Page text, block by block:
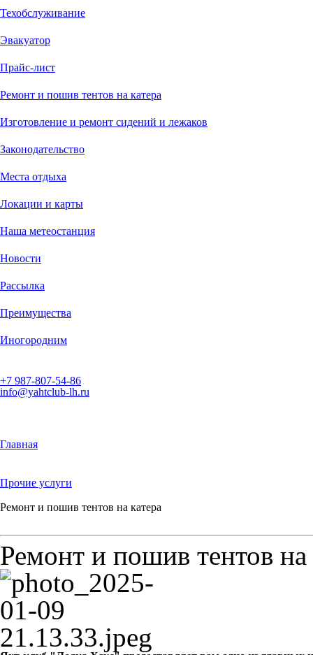
Техобслуживание
Эвакуатор
Прайс-лист
Ремонт и пошив тентов на катера
Изготовление и ремонт сидений и лежаков
Законодательство
Места отдыха
Локации и карты
Наша метеостанция
Новости
Рассылка
Преимущества
Иногородним
+7 987-807-54-86
info@yahtclub-lh.ru
Главная
Прочие услуги
Ремонт и пошив тентов на катера
Ремонт и пошив тентов на